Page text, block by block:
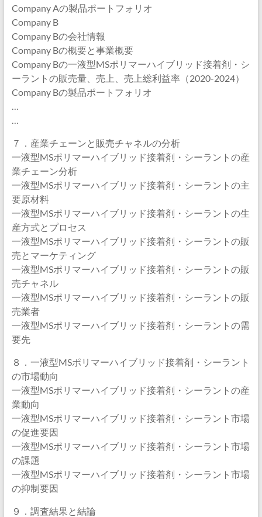
Company Aの製品ポートフォリオ
Company B
Company Bの会社情報
Company Bの概要と事業概要
Company Bの一液型MSポリマーハイブリッド接着剤・シ
ーラントの販売量、売上、売上総利益率（2020-2024）
Company Bの製品ポートフォリオ
…
…
７．産業チェーンと販売チャネルの分析
一液型MSポリマーハイブリッド接着剤・シーラントの産
業チェーン分析
一液型MSポリマーハイブリッド接着剤・シーラントの主
要原材料
一液型MSポリマーハイブリッド接着剤・シーラントの生
産方式とプロセス
一液型MSポリマーハイブリッド接着剤・シーラントの販
売とマーケティング
一液型MSポリマーハイブリッド接着剤・シーラントの販
売チャネル
一液型MSポリマーハイブリッド接着剤・シーラントの販
売業者
一液型MSポリマーハイブリッド接着剤・シーラントの需
要先
８．一液型MSポリマーハイブリッド接着剤・シーラント
の市場動向
一液型MSポリマーハイブリッド接着剤・シーラントの産
業動向
一液型MSポリマーハイブリッド接着剤・シーラント市場
の促進要因
一液型MSポリマーハイブリッド接着剤・シーラント市場
の課題
一液型MSポリマーハイブリッド接着剤・シーラント市場
の抑制要因
９．調査結果と結論